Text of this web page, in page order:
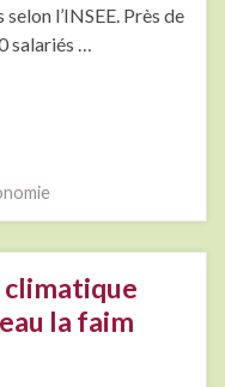
l’INSEE. Près de
salariés …
climatique
la faim